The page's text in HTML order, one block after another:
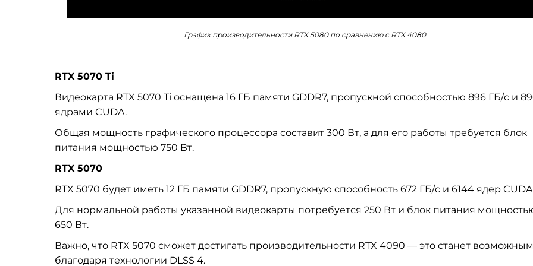
График производительности RTX 5080 по сравнению с RTX 4080
RTX 5070 Ti
Видеокарта RTX 5070 Ti оснащена 16 ГБ памяти GDDR7, пропускной способностью 896 ГБ/с и
ядрами CUDA.
Общая мощность графического процессора составит 300 Вт, а для его работы требуется блок
питания мощностью 750 Вт.
RTX 5070
RTX 5070 будет иметь 12 ГБ памяти GDDR7, пропускную способность 672 ГБ/с и 6144 ядер
Для нормальной работы указанной видеокарты потребуется 250 Вт и блок питания
650 Вт.
Важно, что RTX 5070 сможет достигать производительности RTX 4090 — это станет возможным
благодаря технологии DLSS 4.